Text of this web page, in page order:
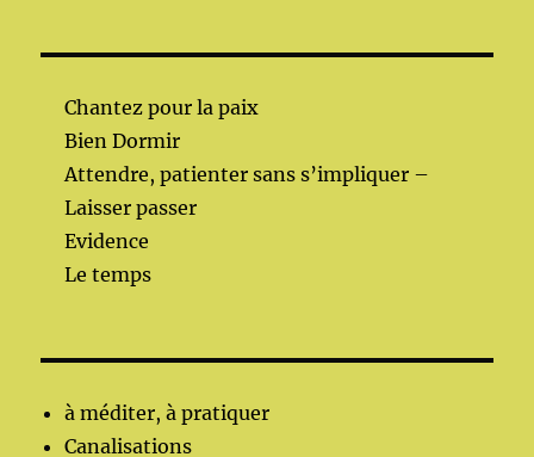
Chantez pour la paix
Bien Dormir
Attendre, patienter sans s’impliquer –
Laisser passer
Evidence
Le temps
à méditer, à pratiquer
Canalisations